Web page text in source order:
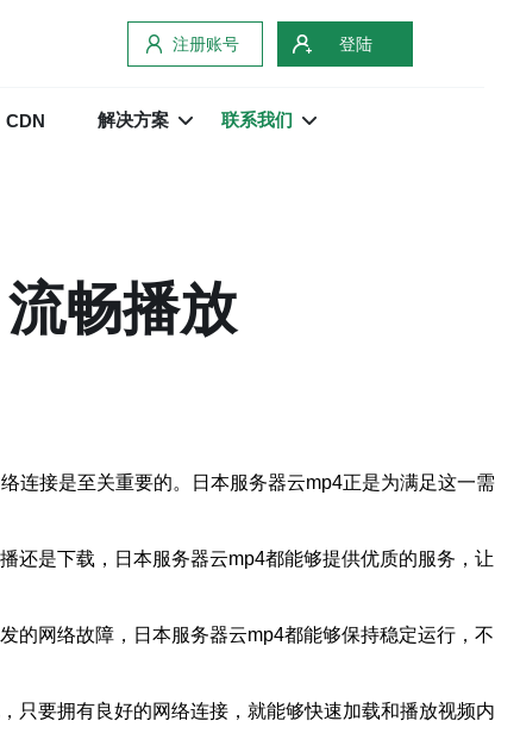
注册账号 登陆
CDN 解决方案 联系我们
畅播放
连接是至关重要的。日本服务器云mp4正是为满足这一需
还是下载，日本服务器云mp4都能够提供优质的服务，让
的网络故障，日本服务器云mp4都能够保持稳定运行，不
只要拥有良好的网络连接，就能够快速加载和播放视频内